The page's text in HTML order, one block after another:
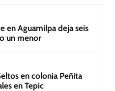
en Aguamilpa deja seis
un menor
en colonia Peñita
en Tepic